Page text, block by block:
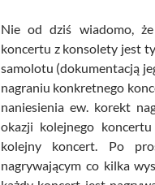
Nie od dziś wiadomo,
koncertu z konsolety jest
samolotu (dokumentacją
nagraniu konkretnego
naniesienia ew. korekt
okazji kolejnego
kolejny koncert. Po
nagrywającym co kilka